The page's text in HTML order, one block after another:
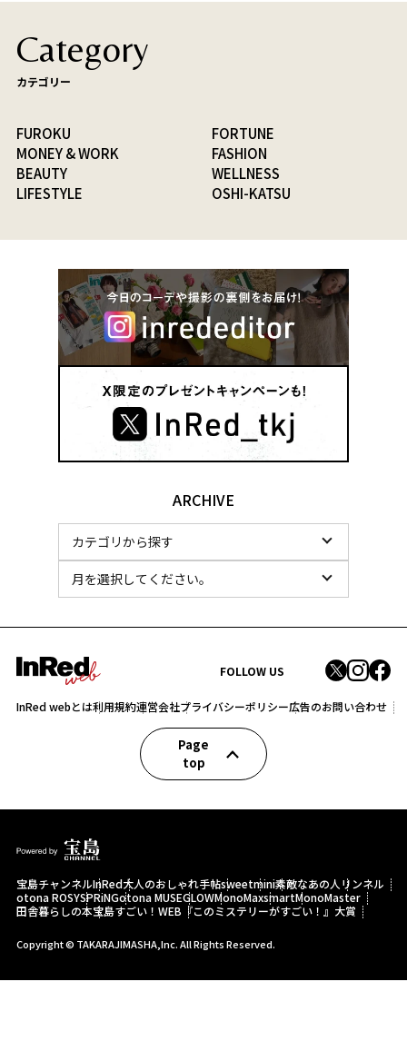
Category
カテゴリー
FUROKU
FORTUNE
MONEY & WORK
FASHION
BEAUTY
WELLNESS
LIFESTYLE
OSHI-KATSU
ARCHIVE
FOLLOW US
InRed webとは利用規約運営会社プライバシーポリシー広告のお問い合わせ
Page
top
宝島チャンネルInRed大人のおしゃれ手帖sweetmini素敵なあの人 リンネル
otona ROSYSPRiNGotona MUSEGLOWMonoMaxsmartMonoMaster
田舎暮らしの本宝島すごい！WEB 『このミステリーがすごい！』大賞
Copyright © TAKARAJIMASHA,Inc. All Rights Reserved.